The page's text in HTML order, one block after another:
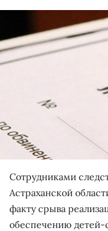
Сотрудниками
Астраханской
факту срыва
обеспечению